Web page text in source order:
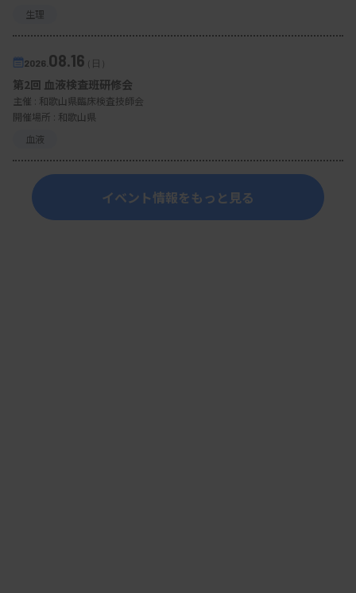
生理
2026. 08.16（日）
第2回 血液検査班研修会
主催 : 和歌山県臨床検査技師会
開催場所 : 和歌山県
血液
イベント情報をもっと見る